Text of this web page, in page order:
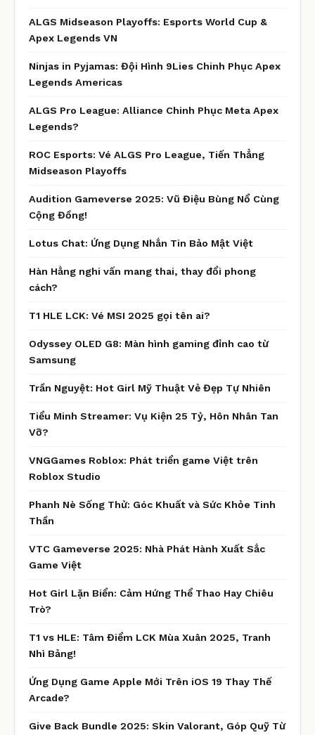
ALGS Midseason Playoffs: Esports World Cup &
Apex Legends VN
Ninjas in Pyjamas: Đội Hình 9Lies Chinh Phục Apex
Legends Americas
ALGS Pro League: Alliance Chinh Phục Meta Apex
Legends?
ROC Esports: Vé ALGS Pro League, Tiến Thẳng
Midseason Playoffs
Audition Gameverse 2025: Vũ Điệu Bùng Nổ Cùng
Cộng Đồng!
Lotus Chat: Ứng Dụng Nhắn Tin Bảo Mật Việt
Hàn Hằng nghi vấn mang thai, thay đổi phong
cách?
T1 HLE LCK: Vé MSI 2025 gọi tên ai?
Odyssey OLED G8: Màn hình gaming đỉnh cao từ
Samsung
Trần Nguyệt: Hot Girl Mỹ Thuật Vẻ Đẹp Tự Nhiên
Tiểu Minh Streamer: Vụ Kiện 25 Tỷ, Hôn Nhân Tan
Vỡ?
VNGGames Roblox: Phát triển game Việt trên
Roblox Studio
Phanh Nè Sống Thử: Góc Khuất và Sức Khỏe Tinh
Thần
VTC Gameverse 2025: Nhà Phát Hành Xuất Sắc
Game Việt
Hot Girl Lặn Biển: Cảm Hứng Thể Thao Hay Chiêu
Trò?
T1 vs HLE: Tâm Điểm LCK Mùa Xuân 2025, Tranh
Nhì Bảng!
Ứng Dụng Game Apple Mới Trên iOS 19 Thay Thế
Arcade?
Give Back Bundle 2025: Skin Valorant, Góp Quỹ Từ